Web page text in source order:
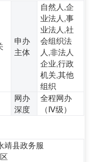
申办
主体
自然人,企
业法人,事
业法人,社
会组织法
人,非法人
企业,行政
机关,其他
组织
网办
深度
全程网办
（Ⅳ级）
靖县政务服